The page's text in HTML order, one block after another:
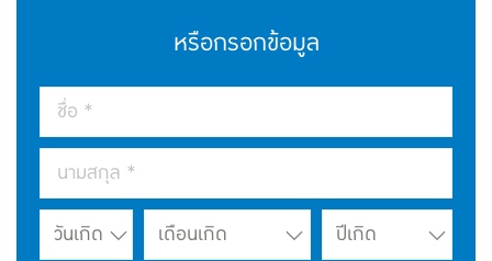
หรือกรอกข้อมูล